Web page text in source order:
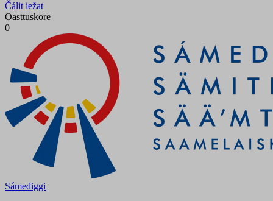
Čálit iežat
Oasttuskore
0
Sámediggi